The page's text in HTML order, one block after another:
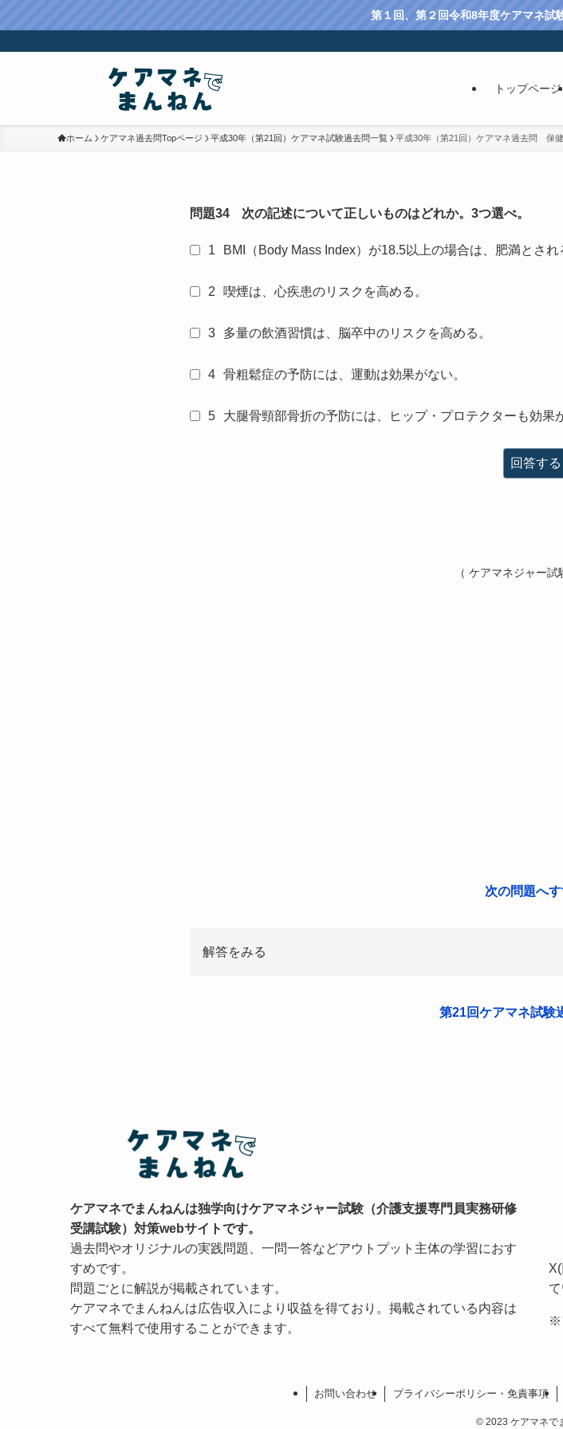
第１回、第２回令和8年度ケアマネ試
トップページ
ホーム ケアマネ過去問Topページ 平成30年（第21回）ケアマネ試験過去問一覧 平成30年（第21回）ケアマネ過去問 保
問題34 次の記述について正しいものはどれか。3つ選べ。
1 BMI（Body Mass Index）が18.5以上の場合は、肥満とされ
2 喫煙は、心疾患のリスクを高める。
3 多量の飲酒習慣は、脳卒中のリスクを高める。
4 骨粗鬆症の予防には、運動は効果がない。
5 大腿骨頸部骨折の予防には、ヒップ・プロテクターも効果
回答する
（ ケアマネジャー
次の問題へ
解答をみる
第21回ケアマネ試験
ケアマネでまんねんは独学向けケアマネジャー試験（介護支援専門員実務研修
受講試験）対策webサイトです。
過去問やオリジナルの実践問題、一問一答などアウトプット主体の学習におす
すめです。
問題ごとに解説が掲載されています。
ケアマネでまんねんは広告収入により収益を得ており。掲載されている内容は
すべて無料で使用することができます。
て
※
お問い合わせ プライバシーポリシー・免責事項
©2023 ケアマネで